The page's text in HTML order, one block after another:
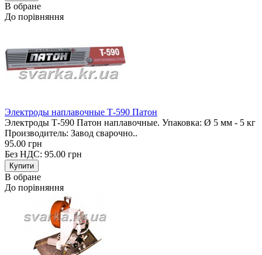
В обране
До порівняння
Электроды наплавочные Т-590 Патон
Электроды Т-590 Патон наплавочные. Упаковка: Ø 5 мм - 5 кг
Производитель: Завод сварочно..
95.00 грн
Без НДС: 95.00 грн
В обране
До порівняння